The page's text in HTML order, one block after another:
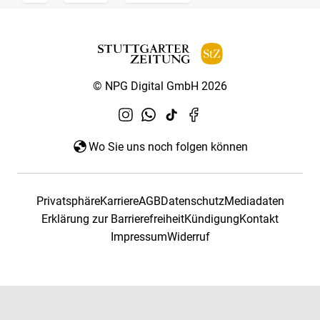
© NPG Digital GmbH 2026
Wo Sie uns noch folgen können
PrivatsphäreKarriereAGBDatenschutzMediadaten
Erklärung zur BarrierefreiheitKündigungKontakt
ImpressumWiderruf